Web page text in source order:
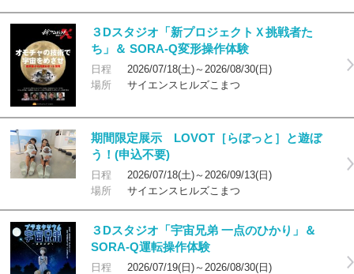
３Dスタジオ「新プロジェクトＸ挑戦者た
ち」＆ SORA-Q変形操作体験
日程
2026/07/18(土)～2026/08/30(日)
場所
サイエンスヒルズこまつ
期間限定展示 LOVOT［らぼっと］と遊ぼ
う！(申込不要)
日程
2026/07/18(土)～2026/09/13(日)
場所
サイエンスヒルズこまつ
３Dスタジオ「宇宙兄弟 一点のひかり」＆
SORA-Q運転操作体験
日程
2026/07/19(日)～2026/08/30(日)